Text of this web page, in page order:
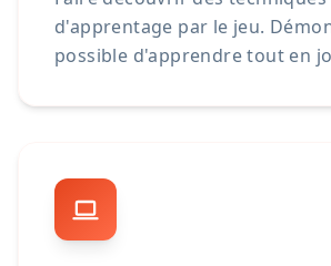
d'apprentage par le jeu.
possible d'apprendre tout en